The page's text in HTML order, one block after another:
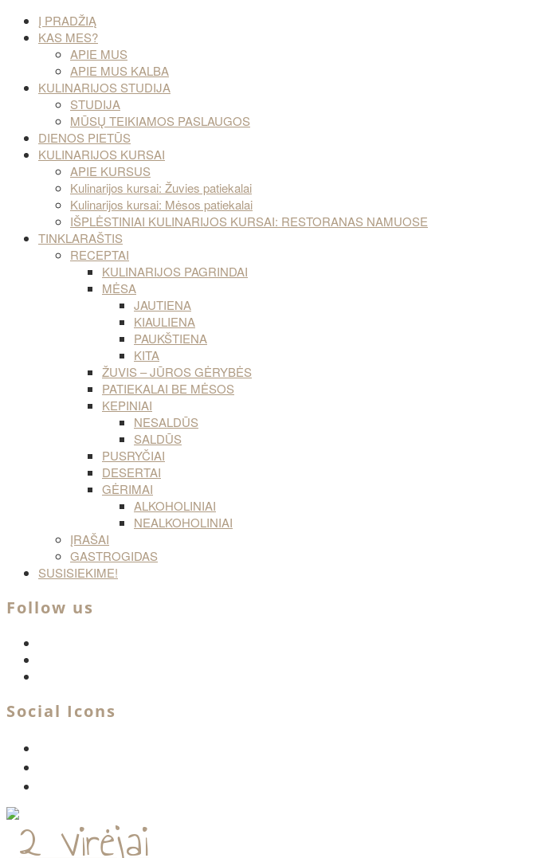
Į PRADŽIĄ
KAS MES?
APIE MUS
APIE MUS KALBA
KULINARIJOS STUDIJA
STUDIJA
MŪSŲ TEIKIAMOS PASLAUGOS
DIENOS PIETŪS
KULINARIJOS KURSAI
APIE KURSUS
Kulinarijos kursai: Žuvies patiekalai
Kulinarijos kursai: Mėsos patiekalai
IŠPLĖSTINIAI KULINARIJOS KURSAI: RESTORANAS NAMUOSE
TINKLARAŠTIS
RECEPTAI
KULINARIJOS PAGRINDAI
MĖSA
JAUTIENA
KIAULIENA
PAUKŠTIENA
KITA
ŽUVIS – JŪROS GĖRYBĖS
PATIEKALAI BE MĖSOS
KEPINIAI
NESALDŪS
SALDŪS
PUSRYČIAI
DESERTAI
GĖRIMAI
ALKOHOLINIAI
NEALKOHOLINIAI
ĮRAŠAI
GASTROGIDAS
SUSISIEKIME!
Follow us
Social Icons